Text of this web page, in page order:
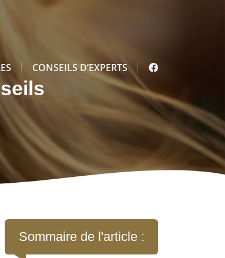
CONSEILS D’EXPERTS
Sommaire de l'article :